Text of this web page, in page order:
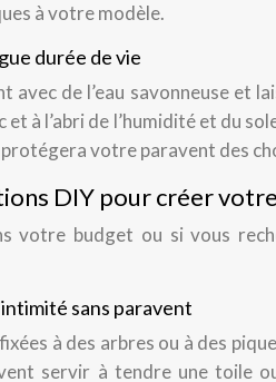
à votre modèle.
durée de vie
de l’eau savonneuse et
et à l’abri de l’humidité et du
votre paravent des
DIY pour créer
votre budget ou si vous
sans paravent
à des arbres ou à des
servir à tendre une toile